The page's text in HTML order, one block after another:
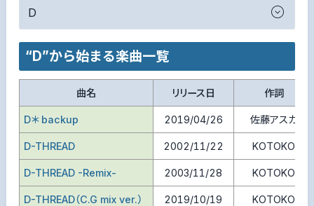
D
“D”から始まる楽曲一覧
曲名 リリース日 作詞
D＊ backup 2019/04/26 佐藤アスカ
D-THREAD 2002/11/22 KOTOKO
D-THREAD -Remix- 2003/11/28 KOTOKO
D-THREAD（C.G mix ver.） 2019/10/19 KOTOKO